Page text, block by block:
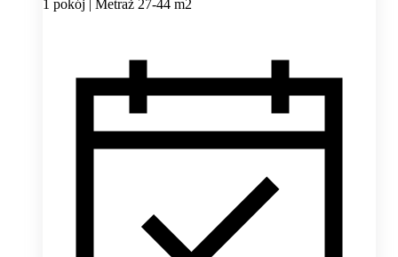
1 pokój | Metraż 27-44 m2